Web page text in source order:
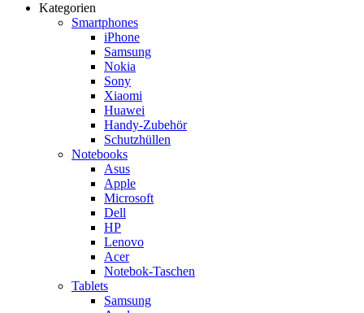
Kategorien
Smartphones
iPhone
Samsung
Nokia
Sony
Xiaomi
Huawei
Handy-Zubehör
Schutzhüllen
Notebooks
Asus
Apple
Microsoft
Dell
HP
Lenovo
Acer
Notebok-Taschen
Tablets
Samsung